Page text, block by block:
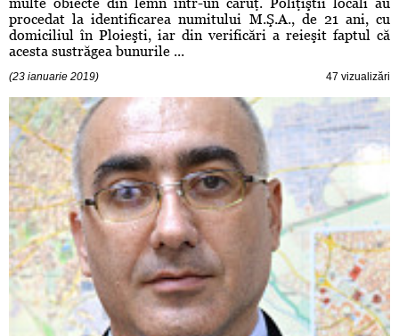
procedat la identificarea numitului M.Ş.A., de 21 ani, cu
domiciliul în Ploieşti, iar din verificări a reieşit faptul că
acesta sustrăgea bunurile ...
(23 ianuarie 2019) 47 vizualizări